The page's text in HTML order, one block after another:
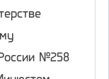
№258